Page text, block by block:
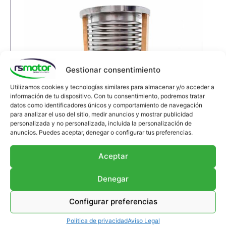
Gestionar consentimiento
Utilizamos cookies y tecnologías similares para almacenar y/o acceder a
información de tu dispositivo. Con tu consentimiento, podremos tratar
datos como identificadores únicos y comportamiento de navegación
para analizar el uso del sitio, medir anuncios y mostrar publicidad
personalizada y no personalizada, incluida la personalización de
anuncios. Puedes aceptar, denegar o configurar tus preferencias.
Aceptar
Denegar
Configurar preferencias
Política de privacidadAviso Legal
Junta de Expansión MWM RS-
12293789
Junta de expansión MWM RS-12293789
616 , TCG 2016 , CG 132
Referencia MWM: 12293789 , 1229-3789 ,
1229 3789
Referencia predecesora MWM: 12210413 ,